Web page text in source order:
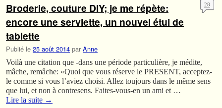
Broderie, couture DIY; je me répète:
encore une serviette, un nouvel étui de
tablette
Publié le 25 août 2014 par Anne
28
Voilà une citation que -dans une période particulière, je médite,
mâche, remâche: «Quoi que vous réserve le PRESENT, acceptez-
le comme si vous l’aviez choisi. Allez toujours dans le même sens
que lui, et non à contresens. Faites-vous-en un ami et …
Lire la suite →